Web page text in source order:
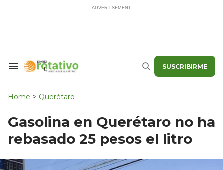
Search
Navigation
Buscar SUSCRIBIRME
Home > Querétaro
Gasolina en Querétaro no ha
rebasado 25 pesos el litro